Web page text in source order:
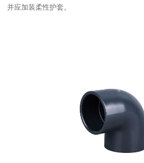
并应加装柔性护套。